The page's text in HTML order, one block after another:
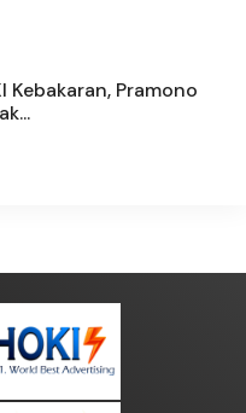
Kebakaran, Pramono